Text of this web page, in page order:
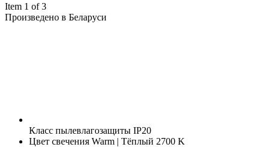
Item 1 of 3
Произведено в Беларуси
Класс пылевлагозащиты IP20
Цвет свечения Warm | Тёплый 2700 K